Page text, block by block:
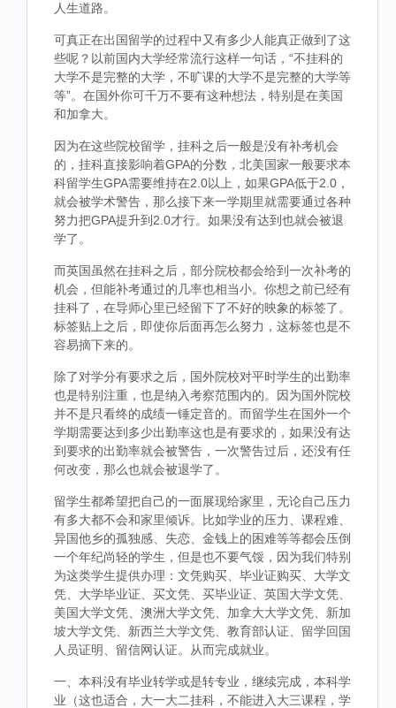
人生道路。
可真正在出国留学的过程中又有多少人能真正做到了这
些呢？以前国内大学经常流行这样一句话，“不挂科的
大学不是完整的大学，不旷课的大学不是完整的大学等
等”。在国外你可千万不要有这种想法，特别是在美国
和加拿大。
因为在这些院校留学，挂科之后一般是没有补考机会
的，挂科直接影响着GPA的分数，北美国家一般要求本
科留学生GPA需要维持在2.0以上，如果GPA低于2.0，
就会被学术警告，那么接下来一学期里就需要通过各种
努力把GPA提升到2.0才行。如果没有达到也就会被退
学了。
而英国虽然在挂科之后，部分院校都会给到一次补考的
机会，但能补考通过的几率也相当小。你想之前已经有
挂科了，在导师心里已经留下了不好的映象的标签了。
标签贴上之后，即使你后面再怎么努力，这标签也是不
容易摘下来的。
除了对学分有要求之后，国外院校对平时学生的出勤率
也是特别注重，也是纳入考察范围内的。因为国外院校
并不是只看终的成绩一锤定音的。而留学生在国外一个
学期需要达到多少出勤率这也是有要求的，如果没有达
到要求的出勤率就会被警告，一次警告过后，还没有任
何改变，那么也就会被退学了。
留学生都希望把自己的一面展现给家里，无论自己压力
有多大都不会和家里倾诉。比如学业的压力、课程难、
异国他乡的孤独感、失恋、金钱上的困难等等都会压倒
一个年纪尚轻的学生，但是也不要气馁，因为我们特别
为这类学生提供办理：文凭购买、毕业证购买、大学文
凭、大学毕业证、买文凭、买毕业证、英国大学文凭、
美国大学文凭、澳洲大学文凭、加拿大大学文凭、新加
坡大学文凭、新西兰大学文凭、教育部认证、留学回国
人员证明、留信网认证。从而完成就业。
一、本科没有毕业转学或是转专业，继续完成，本科学
业（这也适合，大一大二挂科，不能进入大三课程，学